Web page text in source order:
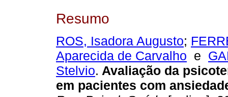
Resumo
ROS, Isadora Augusto;
Aparecida de Carvalho e
Stelvio. Avaliação da
em pacientes com